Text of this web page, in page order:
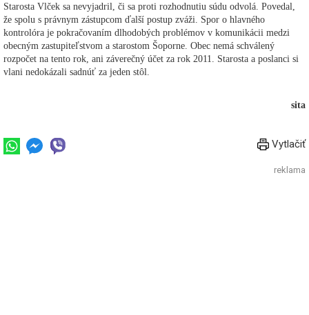
Starosta Vlček sa nevyjadril, či sa proti rozhodnutiu súdu odvolá. Povedal,
že spolu s právnym zástupcom ďalší postup zváži. Spor o hlavného
kontrolóra je pokračovaním dlhodobých problémov v komunikácii medzi
obecným zastupiteľstvom a starostom Šoporne. Obec nemá schválený
rozpočet na tento rok, ani záverečný účet za rok 2011. Starosta a poslanci si
vlani nedokázali sadnúť za jeden stôl.
sita
Vytlačiť
reklama